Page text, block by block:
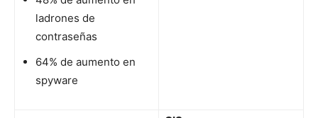
ladrones de
contraseñas
64% de aumento en
spyware